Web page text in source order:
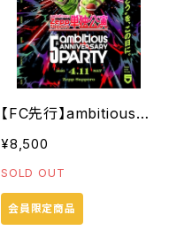
【FC先行】ambitious
Zepp Sapporo単独公
演-5th Anniversary
Party FC先行チケット
(前方エリア,限定Tシャ
¥8,500
SOLD OUT
会員限定商品